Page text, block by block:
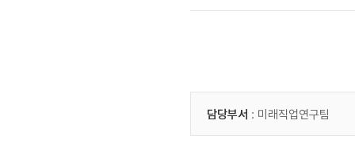
담당부서 : 미래직업연구팀